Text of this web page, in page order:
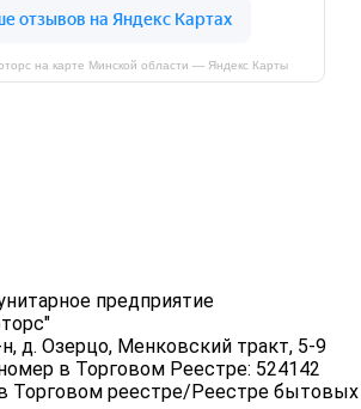
на карте Минской области — Яндекс Карты
предприятие
д. Озерцо, Менковский тракт, 5-9
в Торговом Реестре: 524142
Торговом реестре/Реестре бытовых